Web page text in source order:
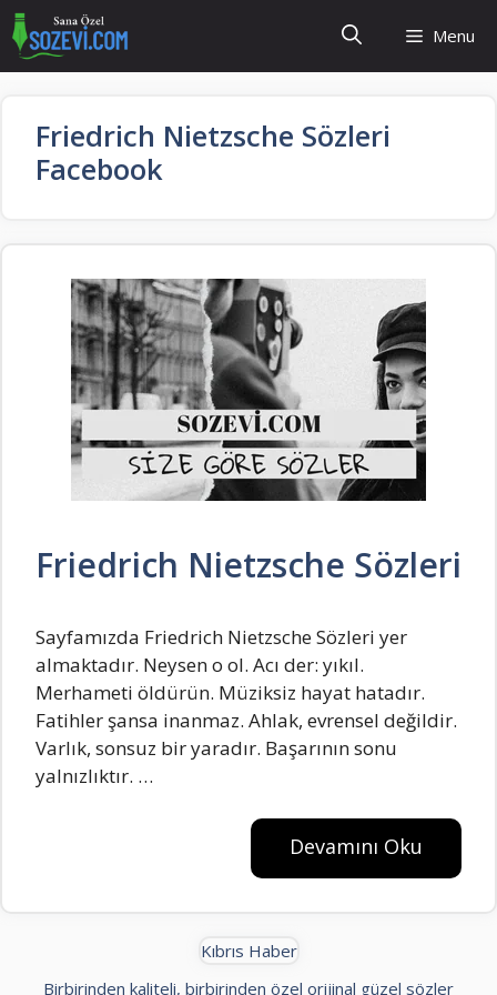
İçeriğe
atla
Menu
Friedrich Nietzsche Sözleri
Facebook
Friedrich Nietzsche Sözleri
Sayfamızda Friedrich Nietzsche Sözleri yer
almaktadır. Neysen o ol. Acı der: yıkıl.
Merhameti öldürün. Müziksiz hayat hatadır.
Fatihler şansa inanmaz. Ahlak, evrensel değildir.
Varlık, sonsuz bir yaradır. Başarının sonu
yalnızlıktır. …
Devamını Oku
Kıbrıs Haber
Birbirinden kaliteli, birbirinden özel orijinal güzel sözler